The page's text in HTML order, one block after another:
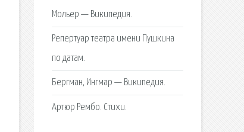
Мольер — Википедия.
Репертуар театра имени Пушкина
по датам.
Бергман, Ингмар — Википедия.
Артюр Рембо. Стихи.